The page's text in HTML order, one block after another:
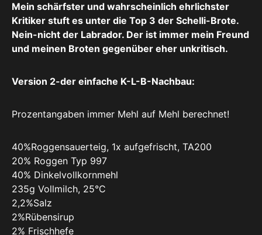
Mein schärfster und wahrscheinlich ehrlichster
Kritiker stuft es unter die Top 3 der Schelli-Brote.
Nein-nicht der Labrador. Der ist immer mein Freund
und meinen Broten gegenüber eher unkritisch.
Version 2-der einfache K-L-B-Nachbau:
Prozentangaben immer Mehl auf Mehl berechnet!
40%Roggensauerteig, 1x aufgefrischt, TA200
20% Roggen Typ 997
40% Dinkelvollkornmehl
235g Vollmilch, 25°C
2,2%Salz
2%Rübensirup
2% Frischhefe